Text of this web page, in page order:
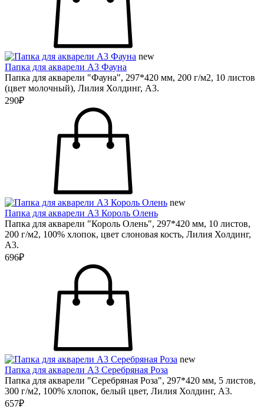
new
Папка для акварели А3 Фауна
Папка для акварели "Фауна", 297*420 мм, 200 г/м2, 10 листов
(цвет молочный), Лилия Холдинг, А3.
290₽
new
Папка для акварели А3 Король Олень
Папка для акварели "Король Олень", 297*420 мм, 10 листов,
200 г/м2, 100% хлопок, цвет слоновая кость, Лилия Холдинг,
А3.
696₽
new
Папка для акварели А3 Серебряная Роза
Папка для акварели "Серебряная Роза", 297*420 мм, 5 листов,
300 г/м2, 100% хлопок, белый цвет, Лилия Холдинг, А3.
657₽